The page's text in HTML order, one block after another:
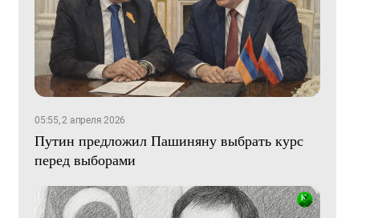
05:55, 2 апреля 2026
Путин предложил Пашиняну выбрать курс
перед выборами